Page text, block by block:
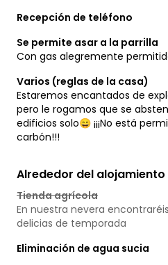
Recepción de teléfono
Se permite asar a la parrilla
Con gas alegremente
Varios (reglas de la casa)
Estaremos encantados de
pero le rogamos que se
edificios solo😄 ¡¡¡No está
carbón!!!
Alrededor del alojamiento
Tienda agrícola
En nuestra nevera
delicias de temporada
Eliminación de agua sucia